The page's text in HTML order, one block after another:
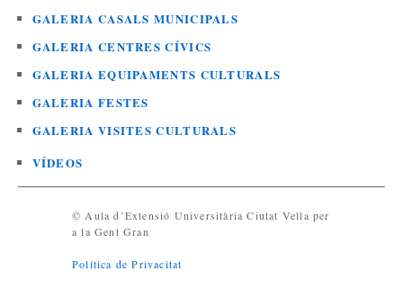
GALERIA CASALS MUNICIPALS
GALERIA CENTRES CÍVICS
GALERIA EQUIPAMENTS CULTURALS
GALERIA FESTES
GALERIA VISITES CULTURALS
VÍDEOS
© Aula d’Extensió Universitària Ciutat Vella per
a la Gent Gran
Política de Privacitat